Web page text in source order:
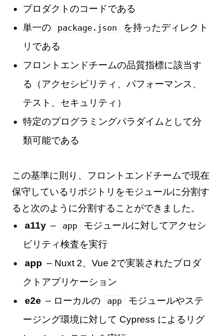
プロダクトのコードである
単一の
package.json
を持ったディレクト
リである
フロントエンドチームの品質指標に該当す
る（アクセシビリティ、パフォーマンス、
テスト、セキュリティ）
特定のプログラミングパラダイムとして分
類可能である
この基準に則り、フロントエンドチームで現在
保守しているリポジトリをモジュールに分割す
ると次のように分割することができました。
a11y – app
モジュールに対してアクセシ
ビリティ検査を実行
app – Nuxt 2、Vue 2で実装されたプロダ
クトアプリケーション
e2e – ローカルの app
モジュールやステ
ージング環境に対して Cypress によるリグ